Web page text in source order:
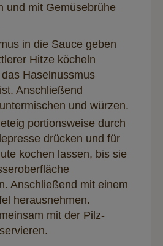
und mit Gemüsebrühe
in die Sauce geben
Hitze köcheln
das Haselnussmus
Anschließend
und würzen.
portionsweise durch
drücken und für
kochen lassen, bis sie
Anschließend mit einem
herausnehmen.
mit der Pilz-